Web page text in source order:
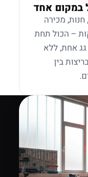
במקום אחד
חנות, מכירה
– הכול תחת
גג אחת, ללא
בין